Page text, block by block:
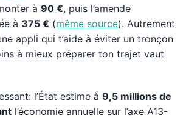
à 90 €, puis l’amende
à 375 € (même source). Autrement
appli qui t’aide à éviter un tronçon
à mieux préparer ton trajet vaut
l’État estime à 9,5 millions de
l’économie annuelle sur l’axe A13-